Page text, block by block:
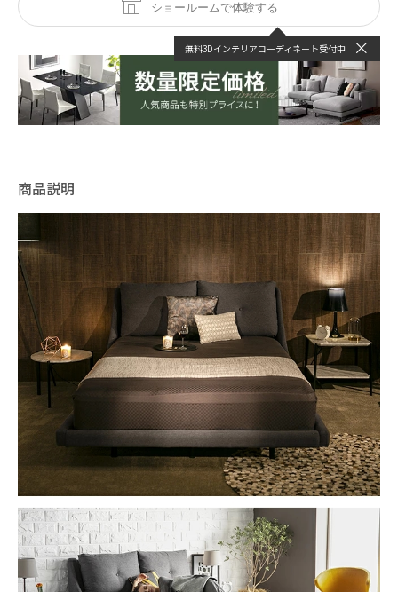
ショールームで体験する
無料3Dインテリアコーディネート受付中
商品説明